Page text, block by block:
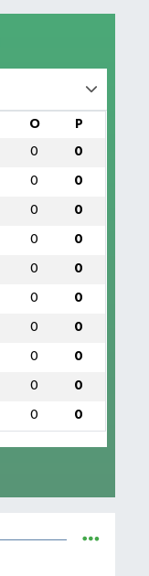
O P
0 0
0 0
0 0
0 0
0 0
0 0
0 0
0 0
0 0
0 0